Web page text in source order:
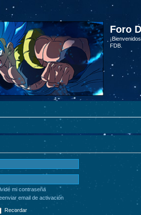
Foro
FDB.
mi contraseña
email de activación
Recordar